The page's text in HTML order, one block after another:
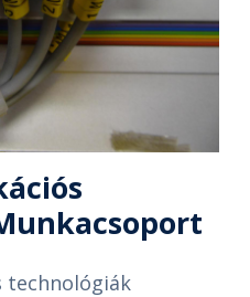
technológiák